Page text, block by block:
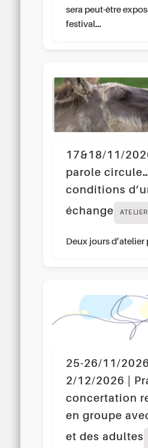
sera peut-être
festival…
17&18/11/
parole
conditions
échange
ATELIER
Deux jours
25-26/11/
2/12/2026 |
concertation
en groupe
et des adultes